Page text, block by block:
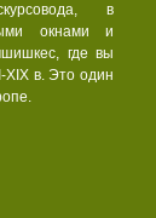
в
окнами и
где вы
XIX в. Это один